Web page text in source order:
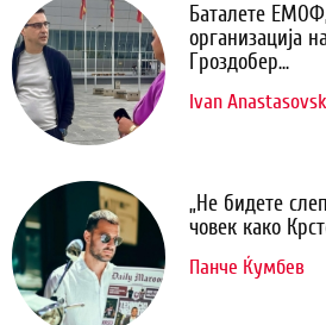
Баталете
организација
Гроздобер...
Ivan
„Не бидете
човек како
Панче Ќумбев